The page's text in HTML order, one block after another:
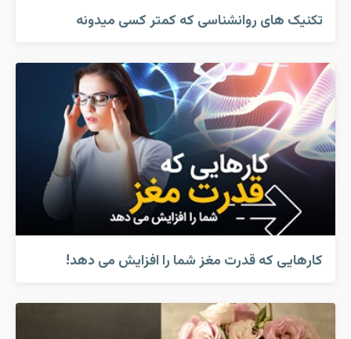
تکنیک های روانشناسی که کمتر کسی میدونه
کارهایی که قدرت مغز شما را افزایش می دهد!